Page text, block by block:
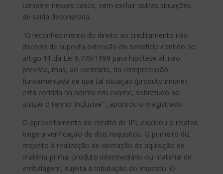
também nesses casos, sem excluir outras situações
de saída desonerada.
“O reconhecimento do direito ao creditamento não
decorre de suposta extensão do benefício contido no
artigo 11 da Lei 9.779/1999 para hipótese ali não
prevista, mas, ao contrário, da compreensão
fundamentada de que tal situação (produto imune)
está contida na norma em exame, sobretudo ao
utilizar o termo ‘inclusive'”, apontou o magistrado.
O aproveitamento do crédito de IPI, explicou o relator,
exige a verificação de dois requisitos. O primeiro diz
respeito à realização de operação de aquisição de
matéria-prima, produto intermediário ou material de
embalagem, sujeita à tributação do imposto. O